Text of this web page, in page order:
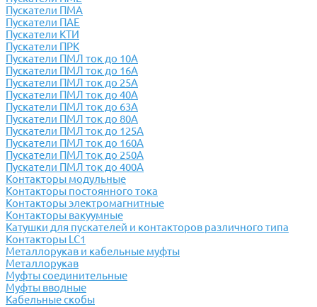
Пускатели ПМА
Пускатели ПАЕ
Пускатели КТИ
Пускатели ПРК
Пускатели ПМЛ ток до 10А
Пускатели ПМЛ ток до 16А
Пускатели ПМЛ ток до 25А
Пускатели ПМЛ ток до 40А
Пускатели ПМЛ ток до 63А
Пускатели ПМЛ ток до 80А
Пускатели ПМЛ ток до 125А
Пускатели ПМЛ ток до 160А
Пускатели ПМЛ ток до 250А
Пускатели ПМЛ ток до 400А
Контакторы модульные
Контакторы постоянного тока
Контакторы электромагнитные
Контакторы вакуумные
Катушки для пускателей и контакторов различного типа
Контакторы LC1
Металлорукав и кабельные муфты
Металлорукав
Муфты соединительные
Муфты вводные
Кабельные скобы